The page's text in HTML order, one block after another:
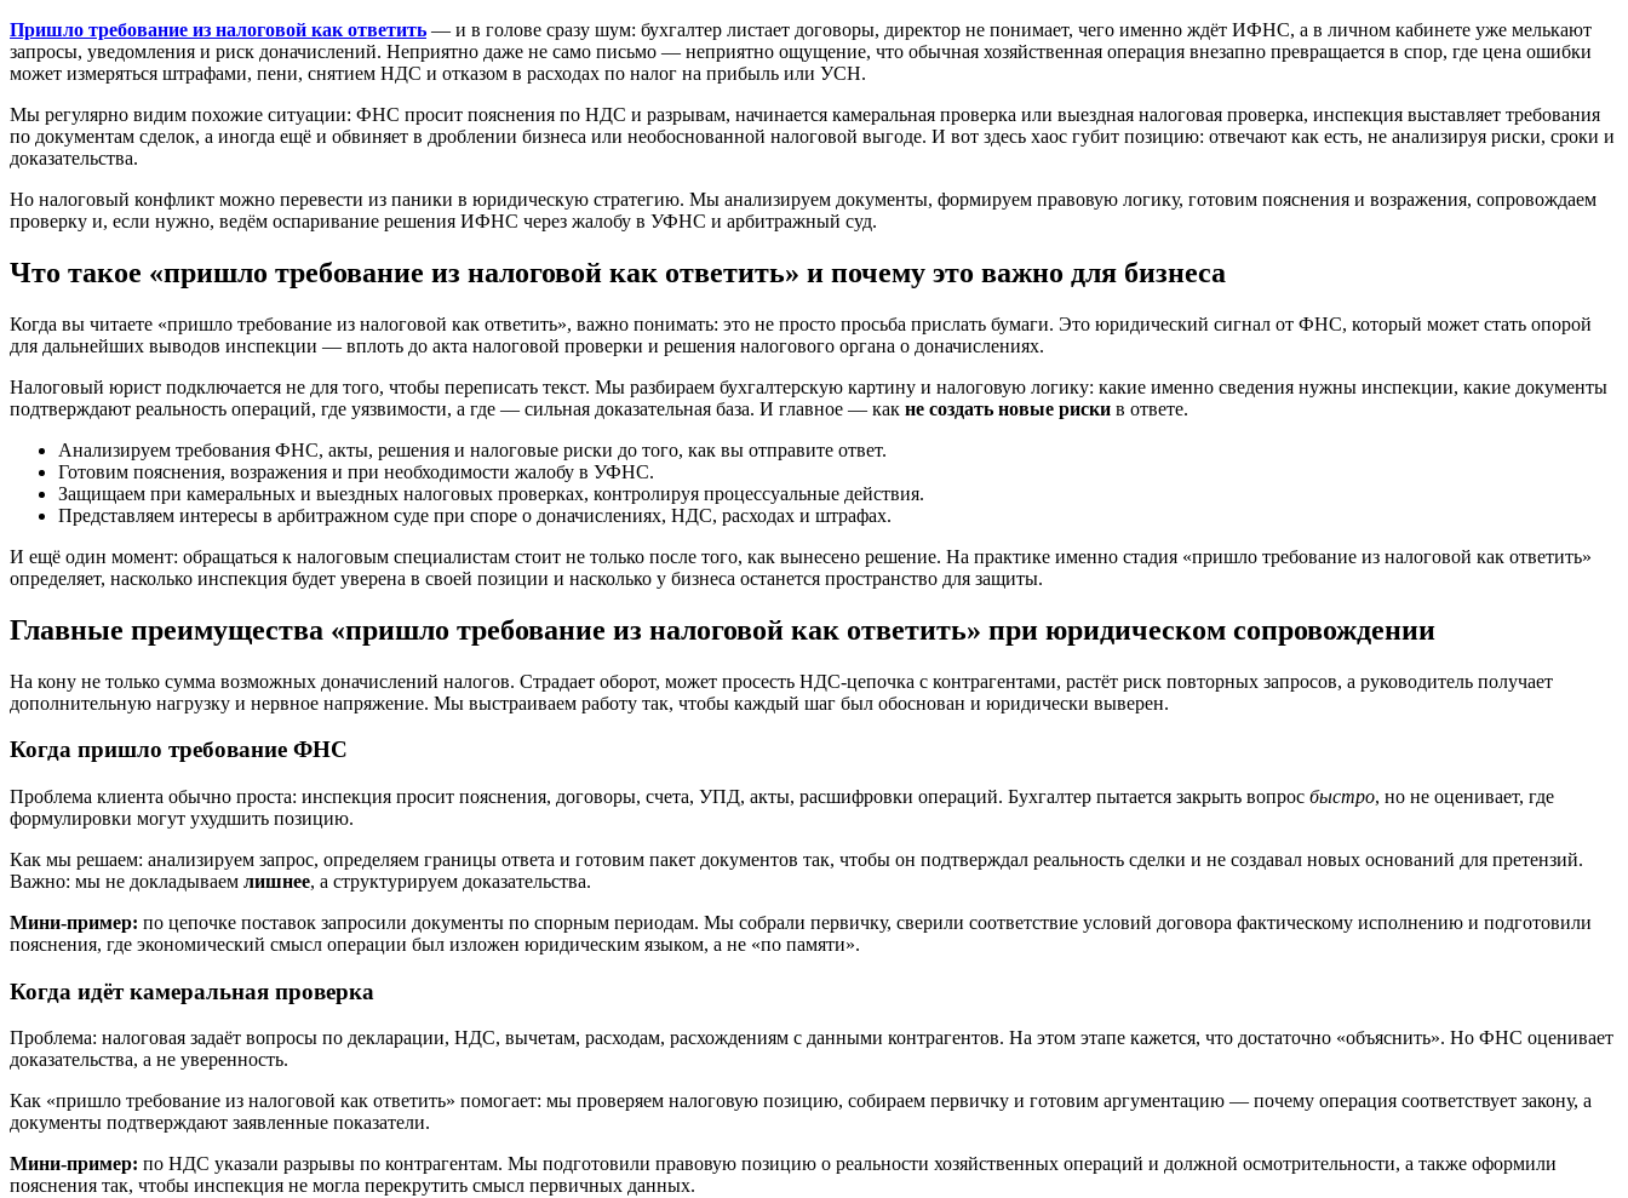
Пришло требование из налоговой как ответить — и в голове сразу шум: бухгалтер листает договоры, директор не понимает, чего именно ждёт ИФНС, а в личном кабинете уже мелькают
запросы, уведомления и риск доначислений. Неприятно даже не само письмо — неприятно ощущение, что обычная хозяйственная операция внезапно превращается в спор, где цена ошибки
может измеряться штрафами, пени, снятием НДС и отказом в расходах по налог на прибыль или УСН.
Мы регулярно видим похожие ситуации: ФНС просит пояснения по НДС и разрывам, начинается камеральная проверка или выездная налоговая проверка, инспекция выставляет требования
по документам сделок, а иногда ещё и обвиняет в дроблении бизнеса или необоснованной налоговой выгоде. И вот здесь хаос губит позицию: отвечают как есть, не анализируя риски, сроки и
доказательства.
Но налоговый конфликт можно перевести из паники в юридическую стратегию. Мы анализируем документы, формируем правовую логику, готовим пояснения и возражения, сопровождаем
проверку и, если нужно, ведём оспаривание решения ИФНС через жалобу в УФНС и арбитражный суд.
Что такое «пришло требование из налоговой как ответить» и почему это важно для бизнеса
Когда вы читаете «пришло требование из налоговой как ответить», важно понимать: это не просто просьба прислать бумаги. Это юридический сигнал от ФНС, который может стать опорой
для дальнейших выводов инспекции — вплоть до акта налоговой проверки и решения налогового органа о доначислениях.
Налоговый юрист подключается не для того, чтобы переписать текст. Мы разбираем бухгалтерскую картину и налоговую логику: какие именно сведения нужны инспекции, какие документы
подтверждают реальность операций, где уязвимости, а где — сильная доказательная база. И главное — как не создать новые риски в ответе.
Анализируем требования ФНС, акты, решения и налоговые риски до того, как вы отправите ответ.
Готовим пояснения, возражения и при необходимости жалобу в УФНС.
Защищаем при камеральных и выездных налоговых проверках, контролируя процессуальные действия.
Представляем интересы в арбитражном суде при споре о доначислениях, НДС, расходах и штрафах.
И ещё один момент: обращаться к налоговым специалистам стоит не только после того, как вынесено решение. На практике именно стадия «пришло требование из налоговой как ответить»
определяет, насколько инспекция будет уверена в своей позиции и насколько у бизнеса останется пространство для защиты.
Главные преимущества «пришло требование из налоговой как ответить» при юридическом сопровождении
На кону не только сумма возможных доначислений налогов. Страдает оборот, может просесть НДС-цепочка с контрагентами, растёт риск повторных запросов, а руководитель получает
дополнительную нагрузку и нервное напряжение. Мы выстраиваем работу так, чтобы каждый шаг был обоснован и юридически выверен.
Когда пришло требование ФНС
Проблема клиента обычно проста: инспекция просит пояснения, договоры, счета, УПД, акты, расшифровки операций. Бухгалтер пытается закрыть вопрос быстро, но не оценивает, где
формулировки могут ухудшить позицию.
Как мы решаем: анализируем запрос, определяем границы ответа и готовим пакет документов так, чтобы он подтверждал реальность сделки и не создавал новых оснований для претензий.
Важно: мы не докладываем лишнее, а структурируем доказательства.
Мини-пример: по цепочке поставок запросили документы по спорным периодам. Мы собрали первичку, сверили соответствие условий договора фактическому исполнению и подготовили
пояснения, где экономический смысл операции был изложен юридическим языком, а не «по памяти».
Когда идёт камеральная проверка
Проблема: налоговая задаёт вопросы по декларации, НДС, вычетам, расходам, расхождениям с данными контрагентов. На этом этапе кажется, что достаточно «объяснить». Но ФНС оценивает
доказательства, а не уверенность.
Как «пришло требование из налоговой как ответить» помогает: мы проверяем налоговую позицию, собираем первичку и готовим аргументацию — почему операция соответствует закону, а
документы подтверждают заявленные показатели.
Мини-пример: по НДС указали разрывы по контрагентам. Мы подготовили правовую позицию о реальности хозяйственных операций и должной осмотрительности, а также оформили
пояснения так, чтобы инспекция не могла перекрутить смысл первичных данных.